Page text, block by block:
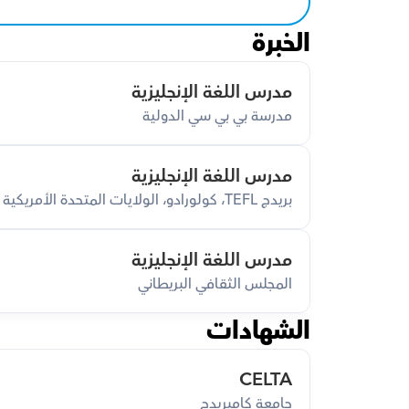
الخبرة
مدرس اللغة الإنجليزية
مدرسة بي بي سي الدولية
مدرس اللغة الإنجليزية
بريدج TEFL، كولورادو، الولايات المتحدة الأمريكية
مدرس اللغة الإنجليزية
المجلس الثقافي البريطاني
الشهادات
CELTA
جامعة كامبريدج